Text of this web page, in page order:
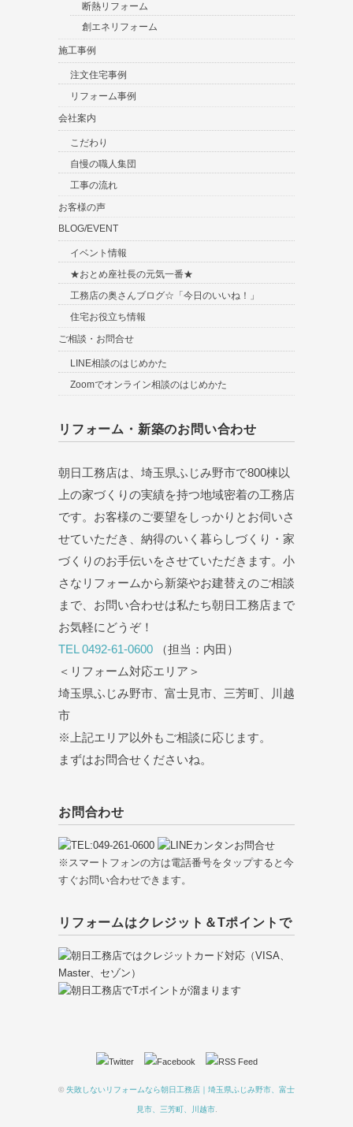
断熱リフォーム
創エネリフォーム
施工事例
注文住宅事例
リフォーム事例
会社案内
こだわり
自慢の職人集団
工事の流れ
お客様の声
BLOG/EVENT
イベント情報
★おとめ座社長の元気一番★
工務店の奥さんブログ☆「今日のいいね！」
住宅お役立ち情報
ご相談・お問合せ
LINE相談のはじめかた
Zoomでオンライン相談のはじめかた
リフォーム・新築のお問い合わせ
朝日工務店は、埼玉県ふじみ野市で800棟以
上の家づくりの実績を持つ地域密着の工務店
です。お客様のご要望をしっかりとお伺いさ
せていただき、納得のいく暮らしづくり・家
づくりのお手伝いをさせていただきます。小
さなリフォームから新築やお建替えのご相談
まで、お問い合わせは私たち朝日工務店まで
お気軽にどうぞ！
TEL 0492-61-0600 （担当：内田）
＜リフォーム対応エリア＞
埼玉県ふじみ野市、富士見市、三芳町、川越
市
※上記エリア以外もご相談に応じます。
まずはお問合せくださいね。
お問合わせ
※スマートフォンの方は電話番号をタップすると今
すぐお問い合わせできます。
リフォームはクレジット＆Tポイントで
© 失敗しないリフォームなら朝日工務店｜埼玉県ふじみ野市、富士
見市、三芳町、川越市.